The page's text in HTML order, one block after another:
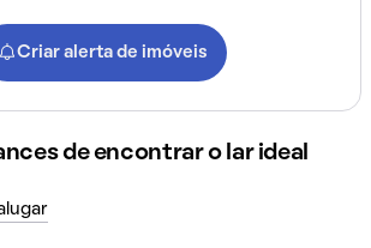
Criar alerta de imóveis
de encontrar o lar ideal